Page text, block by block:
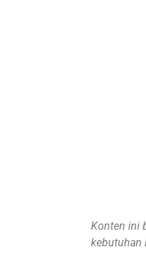
Konten ini
kebutuhan